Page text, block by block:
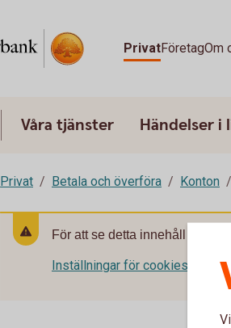
PrivatFöretagOm
Våra tjänster Händelser i
Privat Betala och överföra Konton
För att se detta innehåll
Inställningar för cookies